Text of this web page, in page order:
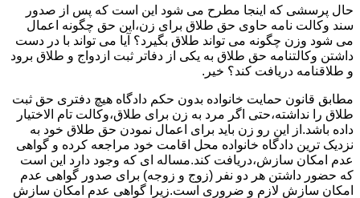
حال پرسشی که اینجا مطرح می شود این است که پس از صدور
سند وکالت نامه حاوی حق طلاق برای زن،این حق چگونه اعمال
می شود وزن چگونه می تواند طلاق بگیرد؟ آیا می تواند با در دست
داشتن وکالتنامه حق طلاق به یکی از دفاتر ثبت ازدواج و طلاق برود
و طلاقنامه دریافت کند؟ خیر.
مطابق قانون حمایت خانواده بدون حکم دادگاه هیچ دفتری حق ثبت
طلاق را نداشته،حتی اگر مرد به زن برای طلاق،وکالت تام الاختیار
داده باشد.از این رو زن باید برای اعمال نمودن حق طلاق خود به
نزدیک ترین دادگاه خانواده محل اقامت خود مراجعه کرده و گواهی
عدم امکان سازش،دریافت کند.مساله ای که وجود دارد این است
که حضور داشتن هر دو نفر (زوج و زوجه) برای صدور گواهی عدم
امکان سازش لازم و ضروری است.زیرا گواهی عدم امکان سازش